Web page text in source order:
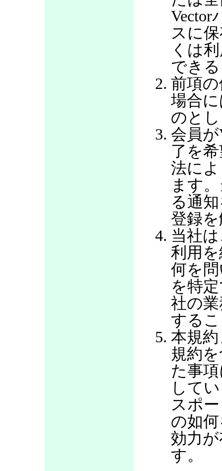
Vector
スに
くは
でき
前項
場合
のと
会員
了を
法に
ます
る通
登録
当社
利用
何を
を特
社の
する
本規
規約
た事
して
スポ
の如
効力
す。